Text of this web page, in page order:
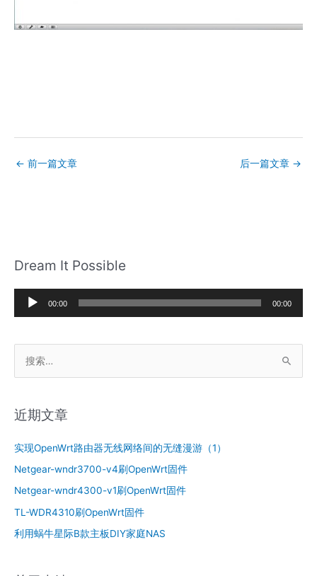
← 前一篇文章 后一篇文章 →
Dream It Possible
频
00:00 00:00
近期文章
实现OpenWrt路由器无线网络间的无缝漫游（1）
Netgear-wndr3700-v4刷OpenWrt固件
Netgear-wndr4300-v1刷OpenWrt固件
TL-WDR4310刷OpenWrt固件
利用蜗牛星际B款主板DIY家庭NAS